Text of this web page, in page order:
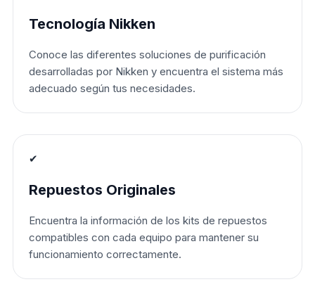
Tecnología Nikken
Conoce las diferentes soluciones de purificación
desarrolladas por Nikken y encuentra el sistema más
adecuado según tus necesidades.
✔
Repuestos Originales
Encuentra la información de los kits de repuestos
compatibles con cada equipo para mantener su
funcionamiento correctamente.